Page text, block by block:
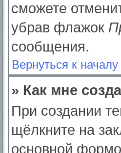
сможете
убрав флажок
сообщения.
Вернуться к началу
» Как мне
При создании
щёлкните на
основной